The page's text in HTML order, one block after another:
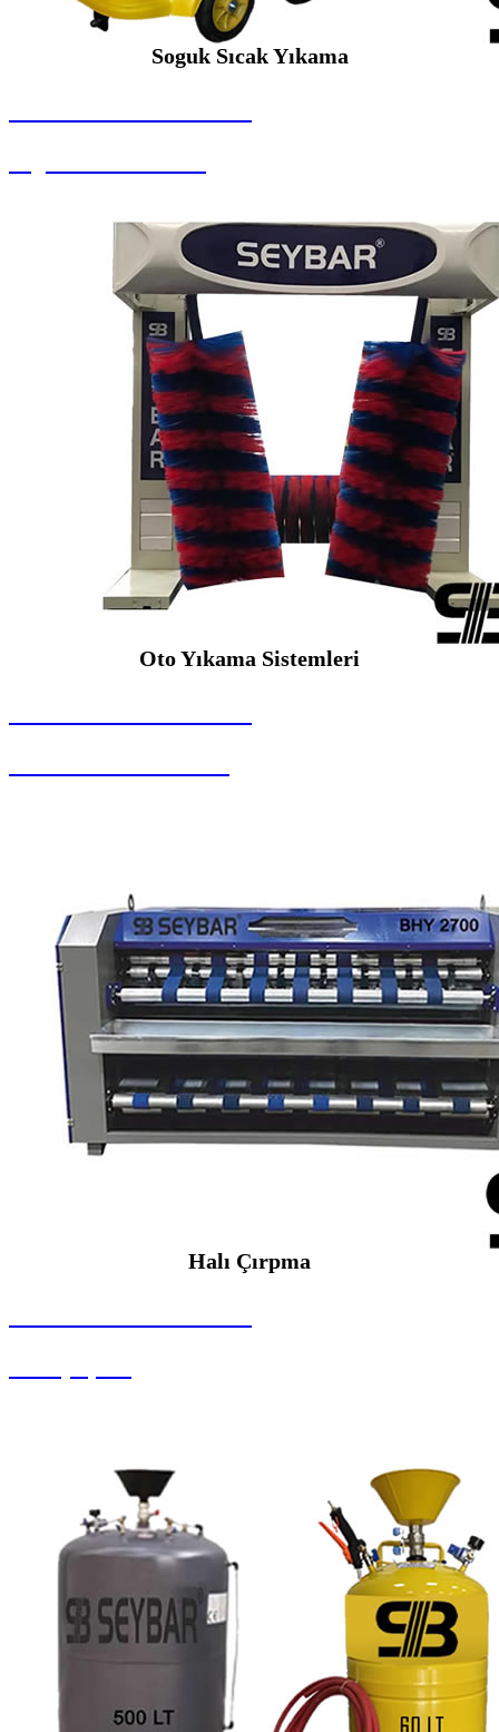
Soguk Sıcak Yıkama
Oto Yıkama Sistemleri
Halı Çırpma